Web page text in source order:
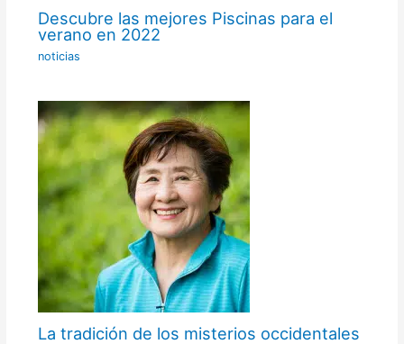
Descubre las mejores Piscinas para el
verano en 2022
noticias
La tradición de los misterios occidentales